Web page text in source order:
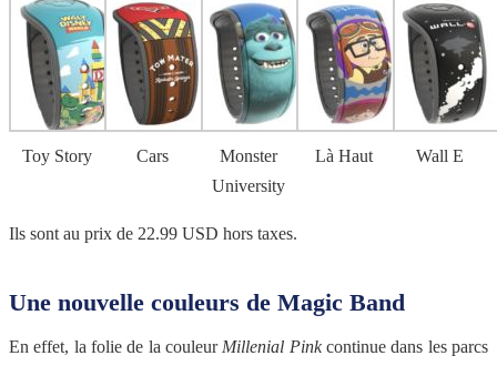
Toy Story Cars
Monster
University
Là Haut Wall E
Ils sont au prix de 22.99 USD hors taxes.
Une nouvelle couleurs de Magic Band
En effet, la folie de la couleur Millenial Pinkcontinue dans les parcs